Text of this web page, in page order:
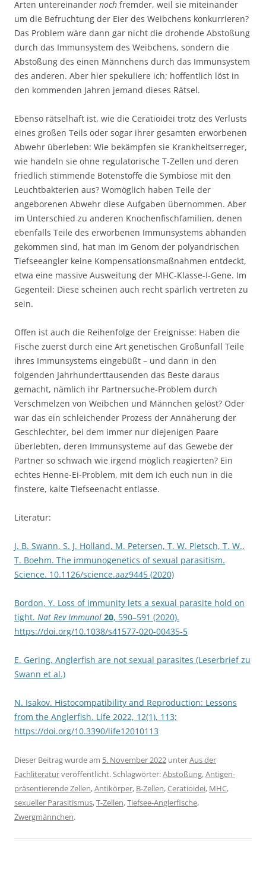
Arten untereinander noch fremder, weil sie miteinander
um die Befruchtung der Eier des Weibchens konkurrieren?
Das Problem wäre dann gar nicht die drohende Abstoßung
durch das Immunsystem des Weibchens, sondern die
Abstoßung des einen Männchens durch das Immunsystem
des anderen. Aber hier spekuliere ich; hoffentlich löst in
den kommenden Jahren jemand dieses Rätsel.
Ebenso rätselhaft ist, wie die Ceratioidei trotz des Verlusts
eines großen Teils oder sogar ihrer gesamten erworbenen
Abwehr überleben: Wie bekämpfen sie Krankheitserreger,
wie handeln sie ohne regulatorische T-Zellen und deren
friedlich stimmende Botenstoffe die Symbiose mit den
Leuchtbakterien aus? Womöglich haben Teile der
angeborenen Abwehr diese Aufgaben übernommen. Aber
im Unterschied zu anderen Knochenfischfamilien, denen
ebenfalls Teile des erworbenen Immunsystems abhanden
gekommen sind, hat man im Genom der polyandrischen
Tiefseeangler keine Kompensationsmaßnahmen entdeckt,
etwa eine massive Ausweitung der MHC-Klasse-I-Gene. Im
Gegenteil: Diese scheinen auch recht spärlich vertreten zu
sein.
Offen ist auch die Reihenfolge der Ereignisse: Haben die
Fische zuerst durch eine Art genetischen Großunfall Teile
ihres Immunsystems eingebüßt – und dann in den
folgenden Jahrhunderttausenden das Beste daraus
gemacht, nämlich ihr Partnersuche-Problem durch
Verschmelzen von Weibchen und Männchen gelöst? Oder
war das ein schleichender Prozess der Annäherung der
Geschlechter, bei dem immer nur diejenigen Paare
überlebten, deren Immunsysteme auf das Gewebe der
Partner so schwach wie irgend möglich reagierten? Ein
echtes Henne-Ei-Problem, mit dem ich euch nun in die
finstere, kalte Tiefseenacht entlasse.
Literatur:
J. B. Swann, S. J. Holland, M. Petersen, T. W. Pietsch, T. W.,
T. Boehm. The immunogenetics of sexual parasitism.
Science. 10.1126/science.aaz9445 (2020)
Bordon, Y. Loss of immunity lets a sexual parasite hold on
tight. Nat Rev Immunol 20, 590–591 (2020).
https://doi.org/10.1038/s41577-020-00435-5
E. Gering. Anglerfish are not sexual parasites (Leserbrief zu
Swann et al.)
N. Isakov. Histocompatibility and Reproduction: Lessons
from the Anglerfish. Life 2022, 12(1), 113;
https://doi.org/10.3390/life12010113
Dieser Beitrag wurde am 5. November 2022 unterAus der
Fachliteraturveröffentlicht. Schlagwörter:Abstoßung,Antigen-
präsentierende Zellen,Antikörper, B-Zellen,Ceratioidei, MHC,
sexueller Parasitismus,T-Zellen,Tiefsee-Anglerfische,
Zwergmännchen.